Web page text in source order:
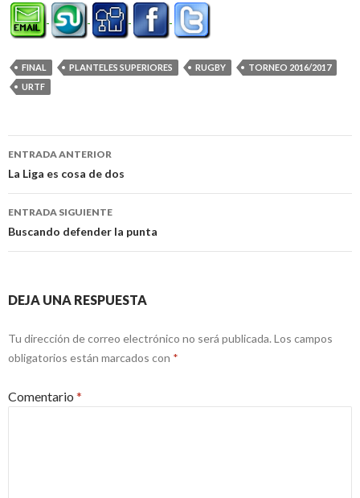
FINAL PLANTELES SUPERIORES RUGBY
TORNEO 2016/2017
URTF
Navegación
de
entradas
ENTRADA ANTERIOR
La Liga es cosa de dos
ENTRADA SIGUIENTE
Buscando defender la punta
DEJA UNA RESPUESTA
Tu dirección de correo electrónico no será publicada. Los campos
obligatorios están marcados con *
Comentario *